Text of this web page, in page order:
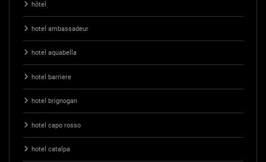
hôtel
hotel ambassadeur
hotel aquabella
hotel barriere
hotel brignogan
hotel capo rosso
hotel catalpa